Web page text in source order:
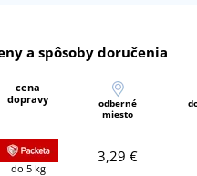
a spôsoby doručenia
cena
dopravy
odberné
miesto
do 5 kg
3,29 €